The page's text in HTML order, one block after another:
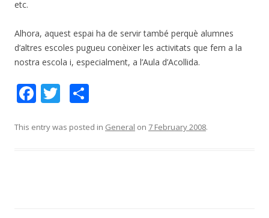
etc.
Alhora, aquest espai ha de servir també perquè alumnes
d’altres escoles pugueu conèixer les activitats que fem a la
nostra escola i, especialment, a l’Aula d’Acollida.
F
e
T
itt ar
This entry was posted in General on 7 February 2008.